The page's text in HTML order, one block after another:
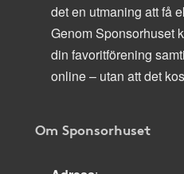
det en utmaning att få
Genom Sponsorhuset
din favoritförening
online – utan att det
Om Sponsorhuset